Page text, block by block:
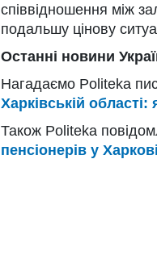
співвідношення між
подальшу цінову
Останні новини
Нагадаємо Politeka
Харківській
Також Politeka
пенсіонерів у